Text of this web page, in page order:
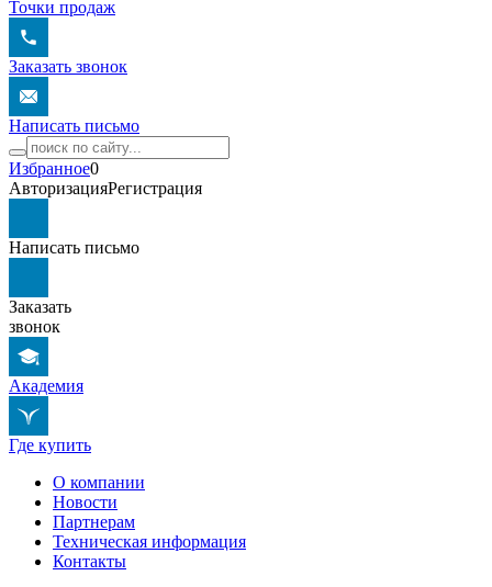
Точки продаж
Заказать звонок
Написать письмо
Избранное0
АвторизацияРегистрация
Написать письмо
Заказать
звонок
Академия
Где купить
О компании
Новости
Партнерам
Техническая информация
Контакты